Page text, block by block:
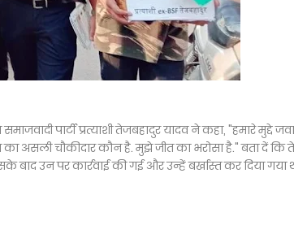
पार्टी प्रत्याशी तेजबहादुर यादव ने कहा, "हमारे मुद्दे
असली चौकीदार कौन है. मुझे जीत का भरोसा है." बता दें कि
उन पर कार्रवाई की गई और उन्हें बर्खास्त कर दिया गया